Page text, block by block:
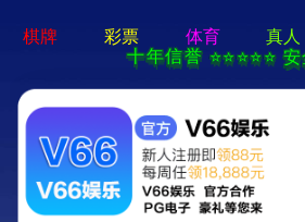
球赛押注app-手
抱歉，网站暂时无法
Sorry, the site now can not be